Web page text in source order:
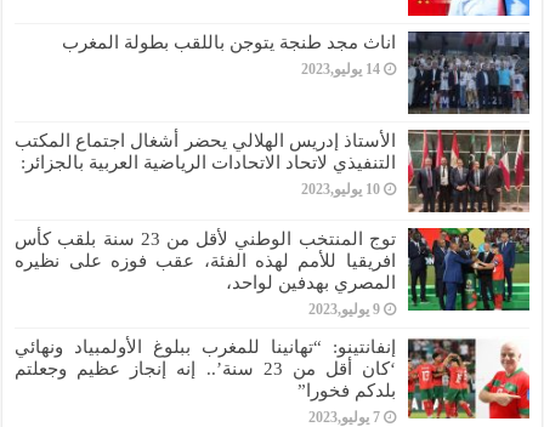
اناث مجد طنجة يتوجن باللقب بطولة المغرب
14 يوليو,2023
الأستاذ إدريس الهلالي يحضر أشغال اجتماع المكتب
التنفيذي لاتحاد الاتحادات الرياضية العربية بالجزائر:
10 يوليو,2023
توج المنتخب الوطني لأقل من 23 سنة بلقب كأس
افريقيا للأمم لهذه الفئة، عقب فوزه على نظيره
المصري بهدفين لواحد،
9 يوليو,2023
إنفانتينو: “تهانينا للمغرب ببلوغ الأولمبياد ونهائي
‘كان أقل من 23 سنة’.. إنه إنجاز عظيم وجعلتم
بلدكم فخورا”
7 يوليو,2023